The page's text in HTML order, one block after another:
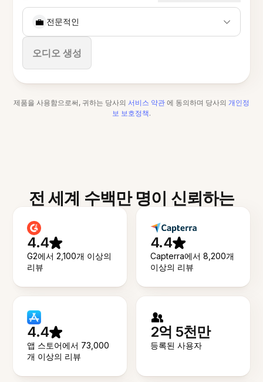
💼 전문적인
오디오 생성
중지
제품을 사용함으로써, 귀하는 당사의 서비스 약관 에 동의하며 당사의 개인정
보 보호정책.
전 세계 수백만 명이 신뢰하는
4.4
G2에서 2,100개 이상의
리뷰
4.4
Capterra에서 8,200개
이상의 리뷰
4.4
앱 스토어에서 73,000
개 이상의 리뷰
2억 5천만
등록된 사용자